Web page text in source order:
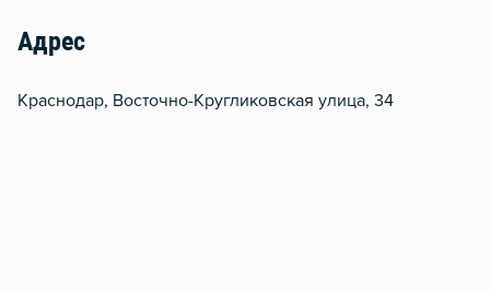
Адрес
Краснодар, Восточно-Кругликовская улица, 34